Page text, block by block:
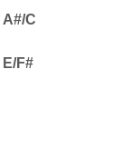
A#/C
E/F#